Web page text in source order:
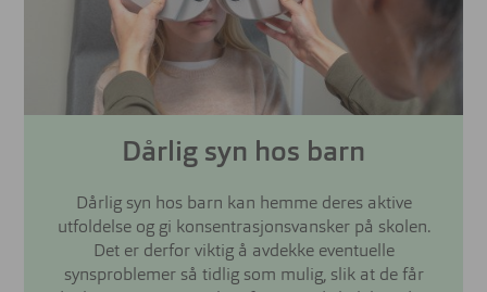
Dårlig syn hos barn
Dårlig syn hos barn kan hemme deres aktive
utfoldelse og gi konsentrasjonsvansker på skolen.
Det er derfor viktig å avdekke eventuelle
synsproblemer så tidlig som mulig, slik at de får